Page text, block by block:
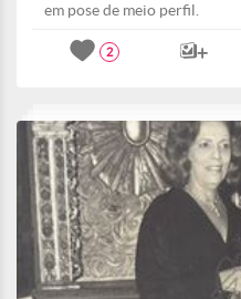
em pose de meio perfil.
2